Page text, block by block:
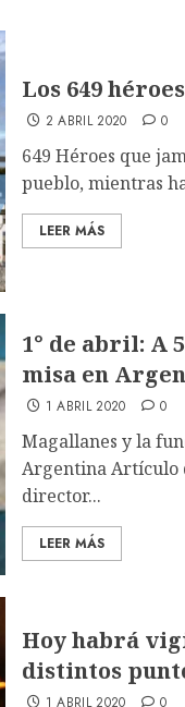
Los 649 héroes
2 ABRIL 2020 0
649 Héroes que
pueblo, mientras
LEER MÁS
1° de abril: A
misa en
1 ABRIL 2020 0
Magallanes y la
Argentina Artículo
director...
LEER MÁS
Hoy habrá
distintos
1 ABRIL 2020 0